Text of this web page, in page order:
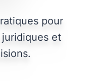
pour
et